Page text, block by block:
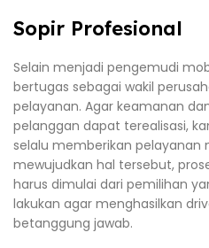
Sopir Profesional
Selain menjadi pengemudi
bertugas sebagai wakil
pelayanan. Agar keamanan
pelanggan dapat terealisasi,
selalu memberikan pelayanan
mewujudkan hal tersebut,
harus dimulai dari pemilihan
lakukan agar menghasilkan
betanggung jawab.